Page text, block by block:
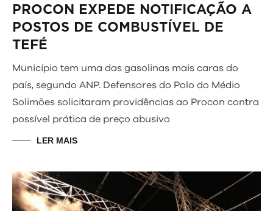
PROCON EXPEDE NOTIFICAÇÃO A
POSTOS DE COMBUSTÍVEL DE
TEFÉ
Município tem uma das gasolinas mais caras do
país, segundo ANP. Defensores do Polo do Médio
Solimões solicitaram providências ao Procon contra
possível prática de preço abusivo
LER MAIS